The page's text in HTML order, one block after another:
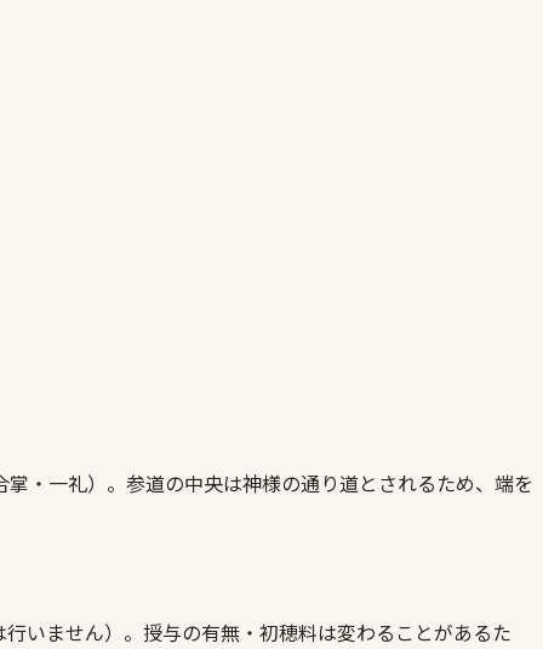
・一礼）。参道の中央は神様の通り道とされるため、端を
いません）。授与の有無・初穂料は変わることがあるた